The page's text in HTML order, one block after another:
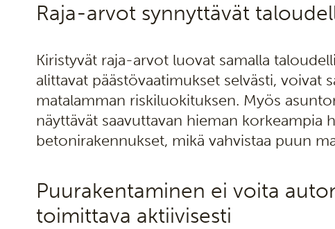
Raja-arvot synnyttävät
Kiristyvät raja-arvot luovat samalla
alittavat päästövaatimukset selvästi, voivat
matalamman riskiluokituksen. Myös
näyttävät saavuttavan hieman korkeampia
betonirakennukset, mikä vahvistaa puun
Puurakentaminen ei voita
toimittava aktiivisesti